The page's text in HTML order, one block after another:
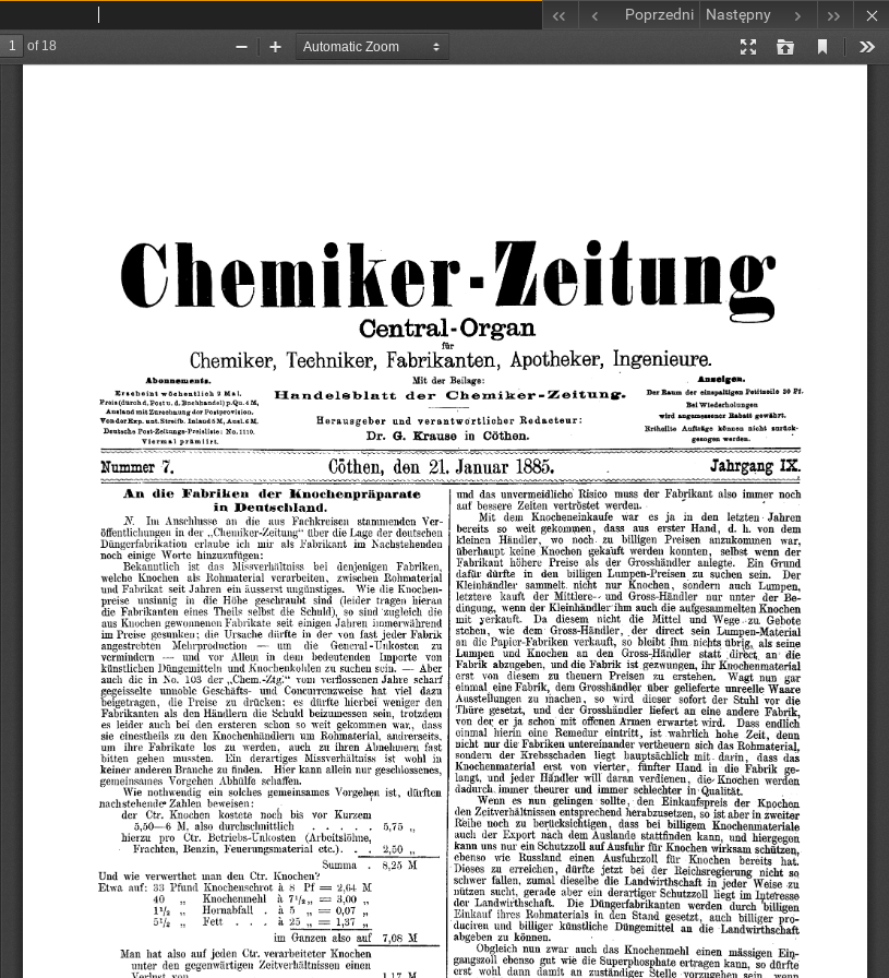
Poprzedni Następny